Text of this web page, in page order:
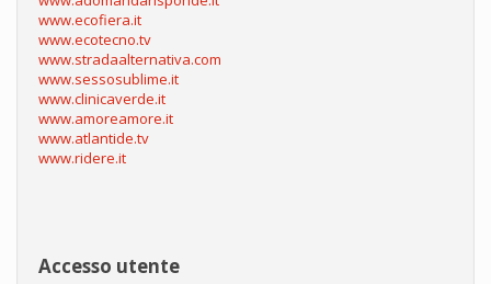
www.ecofiera.it
www.ecotecno.tv
www.stradaalternativa.com
www.sessosublime.it
www.clinicaverde.it
www.amoreamore.it
www.atlantide.tv
www.ridere.it
Accesso utente